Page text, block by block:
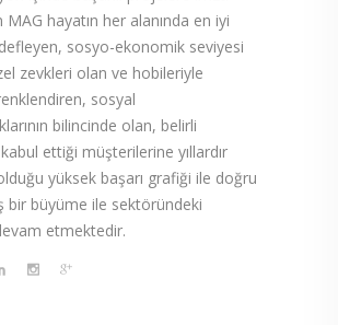
MAG hayatın her alanında en iyi
sosyo-ekonomik seviyesi
zevkleri olan ve hobileriyle
sosyal
bilincinde olan, belirli
ettiği müşterilerine yıllardır
yüksek başarı grafiği ile doğru
bir büyüme ile sektöründeki
etmektedir.